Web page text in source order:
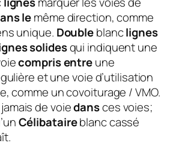
lemême direction, comme
unique. Doubleblanclignes
solidesqui indiquent une
compris entreune
et une voie d’utilisation
comme un covoiturage / VMO.
de voiedansces voies;
Célibataireblanc cassé